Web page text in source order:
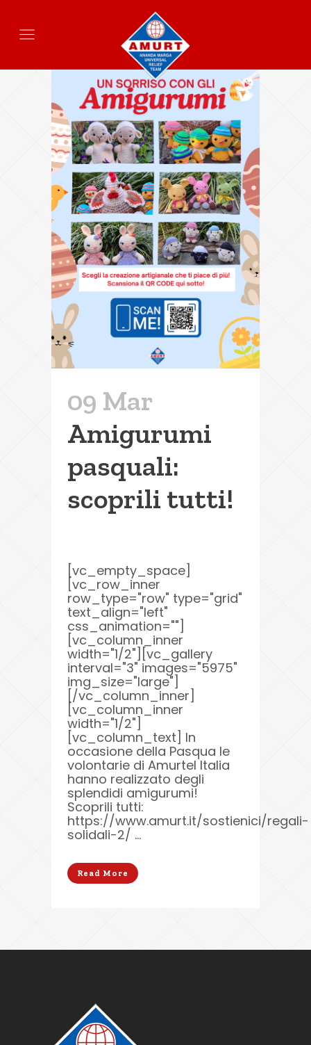
09 Mar
Amigurumi
pasquali:
scoprili tutti!
[vc_empty_space]
[vc_row_inner
row_type="row" type="grid"
text_align="left"
css_animation=""]
[vc_column_inner
width="1/2"][vc_gallery
interval="3" images="5975"
img_size="large"]
[/vc_column_inner]
[vc_column_inner
width="1/2"]
[vc_column_text] In
occasione della Pasqua le
volontarie di Amurtel Italia
hanno realizzato degli
splendidi amigurumi!
Scoprili tutti:
https://www.amurt.it/sostienici/regali-
solidali-2/ ...
Read More